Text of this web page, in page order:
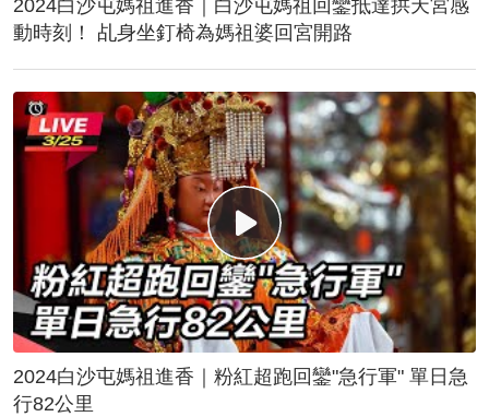
2024白沙屯媽祖進香｜白沙屯媽祖回鑾抵達拱天宮感
動時刻！ 乩身坐釘椅為媽祖婆回宮開路
2024白沙屯媽祖進香｜粉紅超跑回鑾"急行軍" 單日急
行82公里